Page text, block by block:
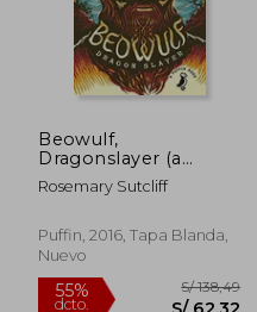
55%
dcto. S/ 70,26
Beowulf,
Dragonslayer (a
Puffin Book) (en
Inglés)
Rosemary Sutcliff
Puffin, 2016, Tapa Blanda,
Nuevo